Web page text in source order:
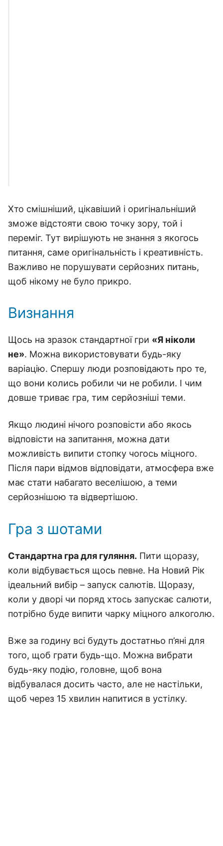
Хто смішніший, цікавіший і оригінальніший
зможе відстояти свою точку зору, той і
переміг. Тут вирішують не знання з якогось
питання, саме оригінальність і креативність.
Важливо не порушувати серйозних питань,
щоб нікому не було прикро.
Визнання
Щось на зразок стандартної гри «Я ніколи
не». Можна використовувати будь-яку
варіацію. Спершу люди розповідають про те,
що вони колись робили чи не робили. І чим
довше триває гра, тим серйозніші теми.
Якщо людині нічого розповісти або якось
відповісти на запитання, можна дати
можливість випити стопку чогось міцного.
Після пари відмов відповідати, атмосфера вже
має стати набагато веселішою, а теми
серйознішою та відвертішою.
Гра з шотами
Стандартна гра для гуляння. Пити щоразу,
коли відбувається щось певне. На Новий Рік
ідеальний вибір – запуск салютів. Щоразу,
коли у дворі чи поряд хтось запускає салюти,
потрібно буде випити чарку міцного алкоголю.
Вже за годину всі будуть достатньо п’яні для
того, щоб грати будь-що. Можна вибрати
будь-яку подію, головне, щоб вона
відбувалася досить часто, але не настільки,
щоб через 15 хвилин напитися в устілку.